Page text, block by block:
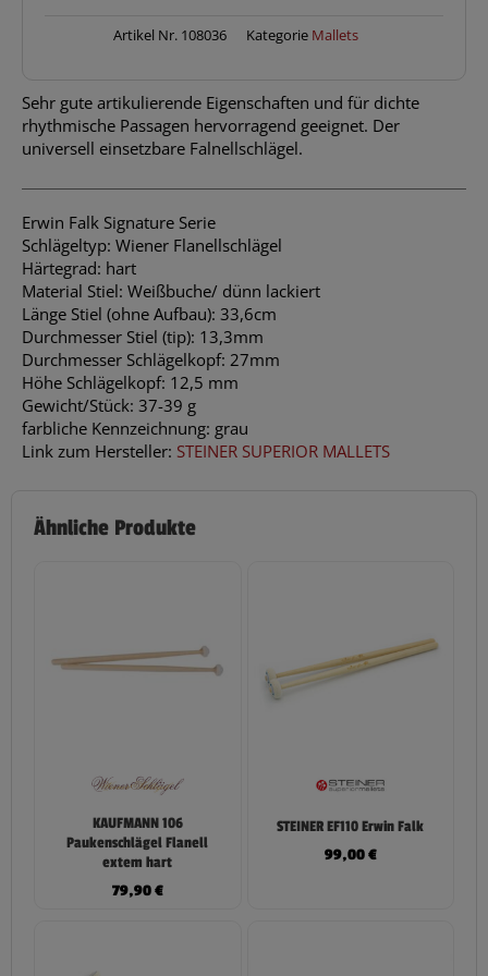
Artikel Nr. 108036 Kategorie Mallets
Sehr gute artikulierende Eigenschaften und für dichte
rhythmische Passagen hervorragend geeignet. Der
universell einsetzbare Falnellschlägel.
Erwin Falk Signature Serie
Schlägeltyp: Wiener Flanellschlägel
Härtegrad: hart
Material Stiel: Weißbuche/ dünn lackiert
Länge Stiel (ohne Aufbau): 33,6cm
Durchmesser Stiel (tip): 13,3mm
Durchmesser Schlägelkopf: 27mm
Höhe Schlägelkopf: 12,5 mm
Gewicht/Stück: 37-39 g
farbliche Kennzeichnung: grau
Link zum Hersteller: STEINER SUPERIOR MALLETS
Ähnliche Produkte
KAUFMANN 106
Paukenschlägel Flanell
extem hart
79,90€
STEINER EF110 Erwin Falk
99,00€